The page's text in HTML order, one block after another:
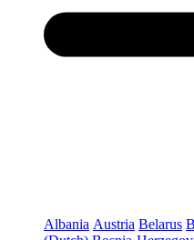
Albania Austria Belarus